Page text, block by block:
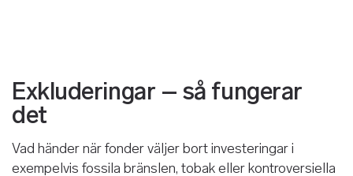
Exkluderingar – så fungerar
det
Vad händer när fonder väljer bort investeringar i
exempelvis fossila bränslen, tobak eller kontroversiella